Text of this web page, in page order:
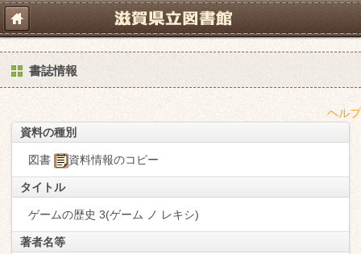
書誌情報
ヘルプ
資料の種別
図書 資料情報のコピー
タイトル
ゲームの歴史 3(ゲーム ノ レキシ)
著者名等